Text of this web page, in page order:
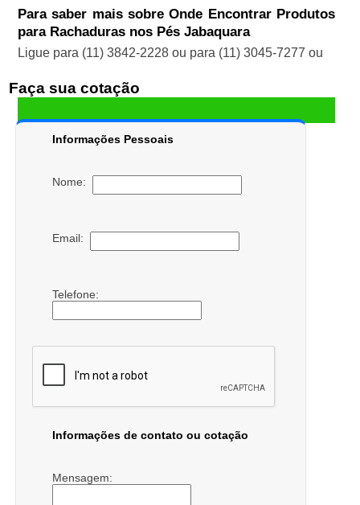
Para saber mais sobre Onde Encontrar Produtos
para Rachaduras nos Pés Jabaquara
Ligue para (11) 3842-2228ou para (11) 3045-7277 ou
Faça sua cotação
Informações Pessoais
Nome:
Email:
Telefone:
Informações de contato ou cotação
Mensagem: